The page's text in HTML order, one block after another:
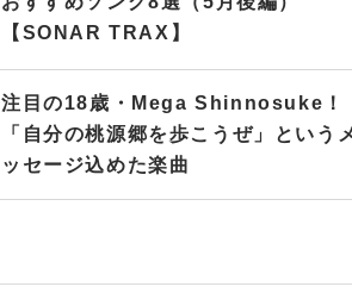
【SONAR TRAX】
注目の18歳・Mega Shinnosuke！
「自分の桃源郷を歩こうぜ」という
ッセージ込めた楽曲